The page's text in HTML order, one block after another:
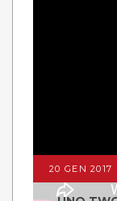
20 GEN 2017